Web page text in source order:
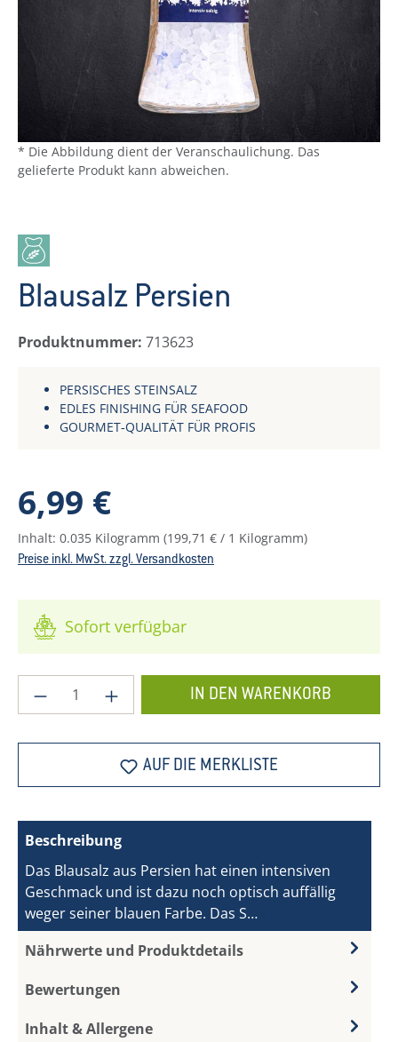
* Die Abbildung dient der Veranschaulichung. Das
gelieferte Produkt kann abweichen.
Blausalz Persien
Produktnummer: 713623
PERSISCHES STEINSALZ
EDLES FINISHING FÜR SEAFOOD
GOURMET‑QUALITÄT FÜR PROFIS
Regulärer Preis:
6,99 €
Inhalt: 0.035 Kilogramm (199,71 € / 1 Kilogramm)
Preise inkl. MwSt. zzgl. Versandkosten
Sofort verfügbar
Produkt Anzahl: Gib den gewünschten
IN DEN WARENKORB
AUF DIE MERKLISTE
Beschreibung
Das Blausalz aus Persien hat einen intensiven
Geschmack und ist dazu noch optisch auffällig
weger seiner blauen Farbe. Das S…
Nährwerte und Produktdetails
Bewertungen
Inhalt & Allergene